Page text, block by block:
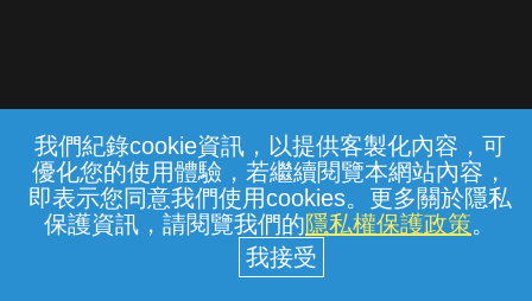
我們紀錄cookie資訊，以提供客製化內容，可
優化您的使用體驗，若繼續閱覽本網站內容，
即表示您同意我們使用cookies。更多關於隱私
保護資訊，請閱覽我們的隱私權保護政策。
常見問題 線上客服 服務條款 隱私權保護
中華電信股份有限公司個人家庭分公司
(統一編號：96979949) © 2026
{{notifyMsg}}